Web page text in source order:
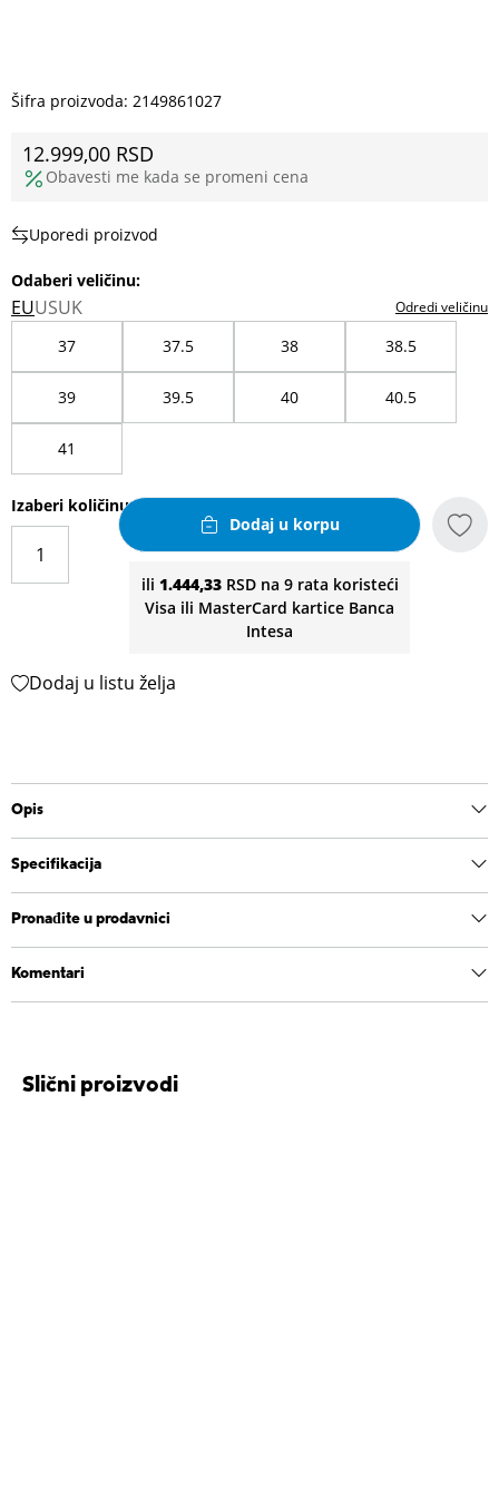
Šifra proizvoda: 2149861027
12.999,00 RSD
Obavesti me kada se promeni cena
Uporedi proizvod
Odaberi veličinu:
EUUSUK Odredi veličinu
37 37.5 38 38.5
39 39.5 40 40.5
41
Izaberi količinu
Dodaj u korpu
ili 1.444,33RSD na 9 rata koristeći
Visa ili MasterCard kartice Banca
Intesa
Dodaj u listu želja
Opis
Specifikacija
Pronađite u prodavnici
Komentari
Slični proizvodi